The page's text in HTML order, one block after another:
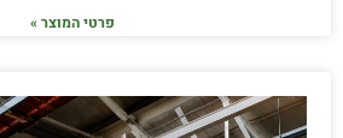
פרטי המוצר »